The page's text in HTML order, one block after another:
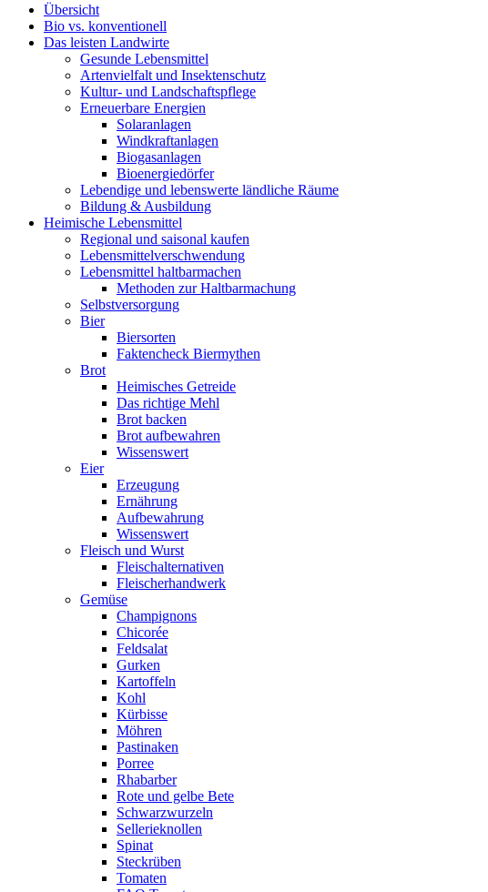
Übersicht
Bio vs. konventionell
Das leisten Landwirte
Gesunde Lebensmittel
Artenvielfalt und Insektenschutz
Kultur- und Landschaftspflege
Erneuerbare Energien
Solaranlagen
Windkraftanlagen
Biogasanlagen
Bioenergiedörfer
Lebendige und lebenswerte ländliche Räume
Bildung & Ausbildung
Heimische Lebensmittel
Regional und saisonal kaufen
Lebensmittelverschwendung
Lebensmittel haltbarmachen
Methoden zur Haltbarmachung
Selbstversorgung
Bier
Biersorten
Faktencheck Biermythen
Brot
Heimisches Getreide
Das richtige Mehl
Brot backen
Brot aufbewahren
Wissenswert
Eier
Erzeugung
Ernährung
Aufbewahrung
Wissenswert
Fleisch und Wurst
Fleischalternativen
Fleischerhandwerk
Gemüse
Champignons
Chicorée
Feldsalat
Gurken
Kartoffeln
Kohl
Kürbisse
Möhren
Pastinaken
Porree
Rhabarber
Rote und gelbe Bete
Schwarzwurzeln
Sellerieknollen
Spinat
Steckrüben
Tomaten